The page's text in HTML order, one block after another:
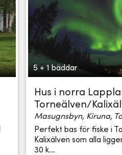
5 + 1 bäddar
Hus i norra
Torneälven/
Masugnsbyn, Kiruna,
Perfekt bas för fiske i
Kalixälven som alla
30 k...